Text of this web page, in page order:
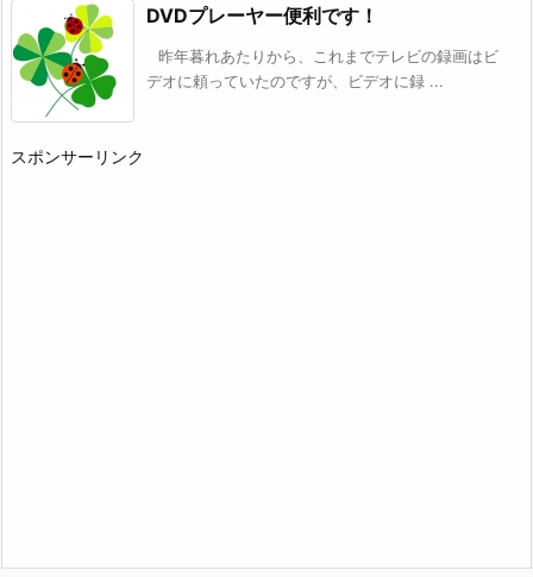
DVDプレーヤー便利です！
昨年暮れあたりから、これまでテレビの録画はビ
デオに頼っていたのですが、ビデオに録 ...
スポンサーリンク